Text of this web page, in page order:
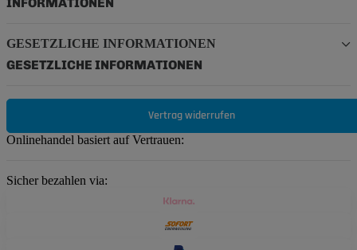
GESETZLICHE INFORMATIONEN
GESETZLICHE INFORMATIONEN
Vertrag widerrufen
Onlinehandel basiert auf Vertrauen:
Sicher bezahlen via: